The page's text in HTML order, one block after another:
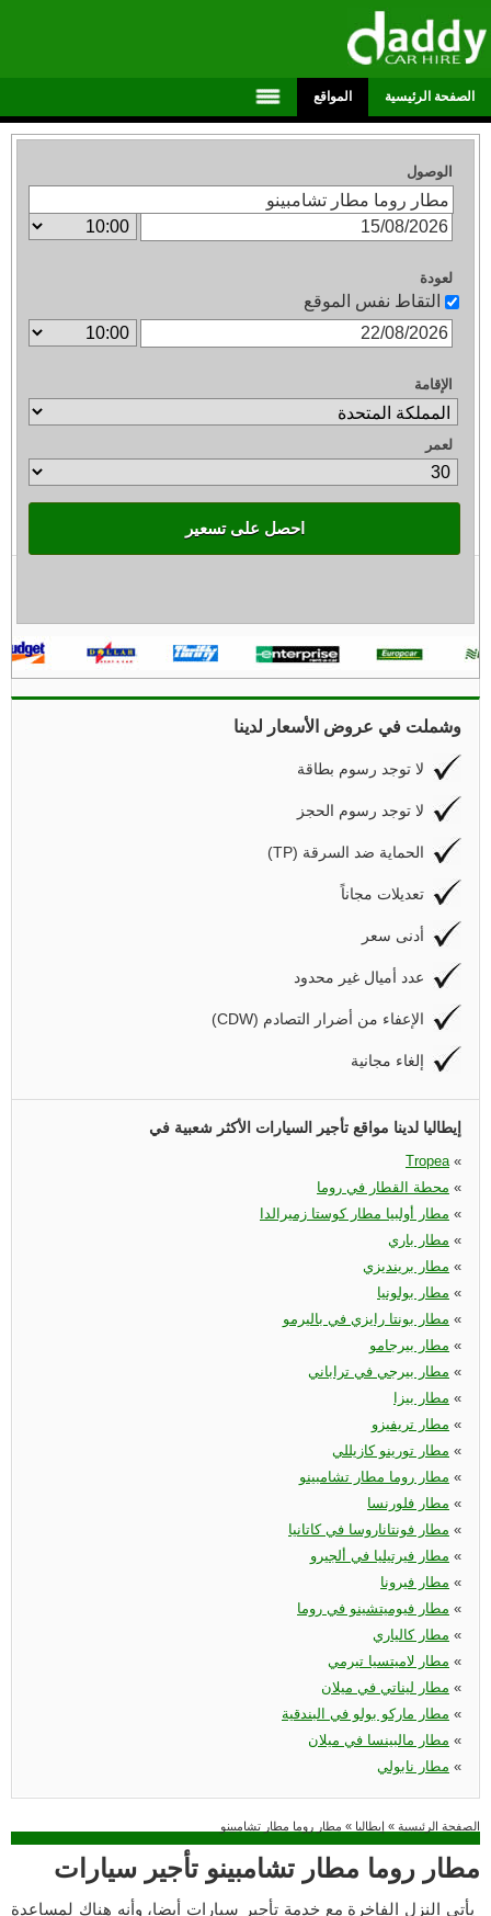
الصفحة الرئيسية المواقع
الوصول
لعودة
التقاط نفس الموقع
الإقامة
لعمر
احصل على تسعير
وشملت في عروض الأسعار لدينا
لا توجد رسوم بطاقة
لا توجد رسوم الحجز
(TP) الحماية ضد السرقة
تعديلات مجاناً
أدنى سعر
عدد أميال غير محدود
(CDW) الإعفاء من أضرار التصادم
إلغاء مجانية
إيطاليا لدينا مواقع تأجير السيارات الأكثر شعبية في
Tropea«
محطة القطار في روما «
مطار أولبيا مطار كوستا زميرالدا «
مطار باري «
مطار برينديزي «
مطار بولونيا «
مطار بونتا رايزي في باليرمو «
مطار بيرجامو «
مطار بيرجي في تراباني «
مطار بيزا «
مطار تريفيزو «
مطار تورينو كازيللي «
مطار روما مطار تشامبينو «
مطار فلورنسا «
مطار فونتاناروسا في كاتانيا «
مطار فيرتيليا في ألجيرو «
مطار فيرونا «
مطار فيوميتشينو في روما «
مطار كالياري «
مطار لاميتسيا تيرمي «
مطار ليناتي في ميلان «
مطار ماركو بولو في البندقية «
مطار مالبينسا في ميلان «
مطار نابولي «
الصفحة الرئيسية » إيطاليا » مطار روما مطار تشامبينو
مطار روما مطار تشامبينو تأجير سيارات
يأتي النزل الفاخرة مع خدمة تأجير سيارات أيضا، وأنه هناك لمساعدة